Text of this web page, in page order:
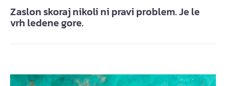
Zaslon skoraj nikoli ni pravi problem. Je le
vrh ledene gore.